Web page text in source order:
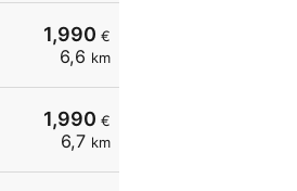
1,990 €
6,6 km
1,990 €
6,7 km